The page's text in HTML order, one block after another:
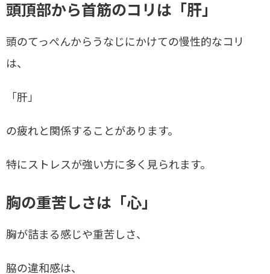
頭頂部から首筋のコリは「肝」
頭のてっぺんからうなじにかけての慢性的なコリ
は、
「肝」
の疲れと関係することがあります。
特にストレスが強い方に多く見られます。
胸の重苦しさは「心」
胸が詰まる感じや重苦しさ、
脇の違和感は、